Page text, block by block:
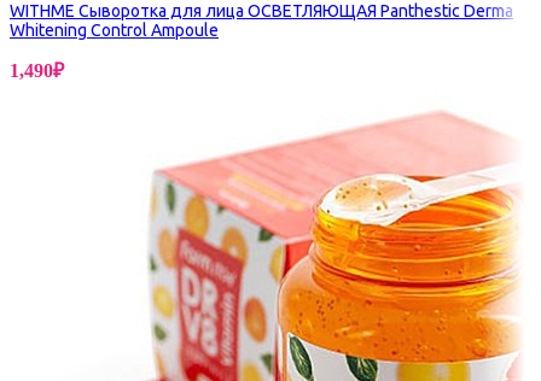
WITHME Сыворотка для лица ОСВЕТЛЯЮЩАЯ Panthestic Derma
Whitening Control Ampoule
1,490₽